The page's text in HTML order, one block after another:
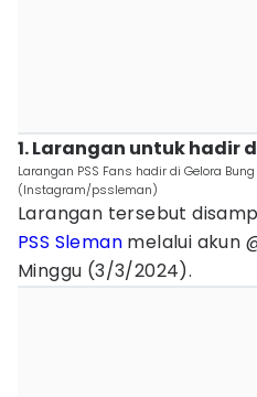
1. Larangan untuk hadir
Larangan PSS Fans hadir di Gelora
(Instagram/pssleman)
Larangan tersebut
PSS Sleman melalui akun
Minggu (3/3/2024).